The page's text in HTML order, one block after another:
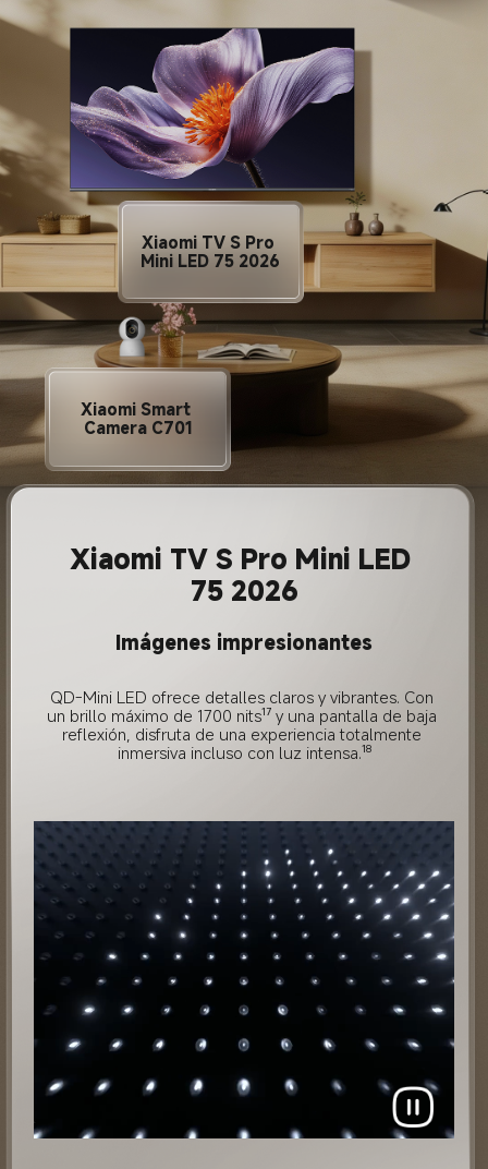
Xiaomi TV S Pro
Mini LED 75 2026
Xiaomi Smart
Camera C701
Xiaomi TV S Pro Mini LED
75 2026
Imágenes impresionantes
QD-Mini LED ofrece detalles claros y vibrantes. Con
un brillo máximo de 1700 nits¹⁷ y una pantalla de baja
reflexión, disfruta de una experiencia totalmente
inmersiva incluso con luz intensa.¹⁸